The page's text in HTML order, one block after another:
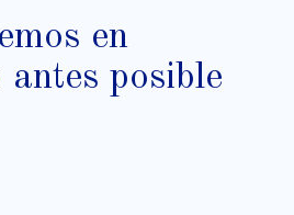
en
posible